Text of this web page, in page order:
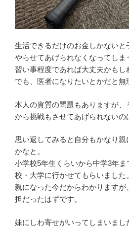
生活できるだけのお金しかないと
やらせてあげられなくなってしま
習い事程度であれば大丈夫かもし
でも、医者になりたいとかだと無
本人の資質の問題もありますが、
から挑戦もさせてあげられないの
思い返してみると自分もかなり
かなと。
小学校5年生くらいから中学3年
校・大学に行かせてもらいました。
親になった今だからわかりますが
担だったはずです。
妹にしわ寄せがいってしまいまし